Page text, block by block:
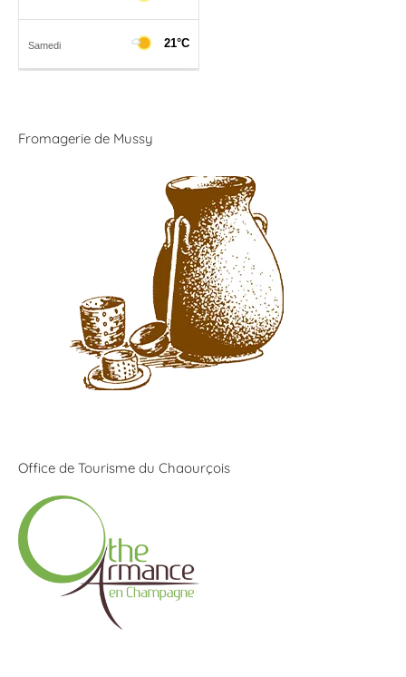
Fromagerie de Mussy
Office de Tourisme du Chaourçois